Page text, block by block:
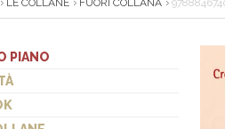
LE COLLANE FUORI COLLANA
PIANO